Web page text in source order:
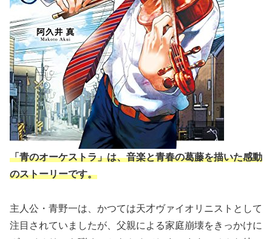
「青のオーケストラ」は、音楽と青春の葛藤を描いた感動
のストーリーです。
主人公・青野一は、かつては天才ヴァイオリニストとして
注目されていましたが、父親による家庭崩壊をきっかけに